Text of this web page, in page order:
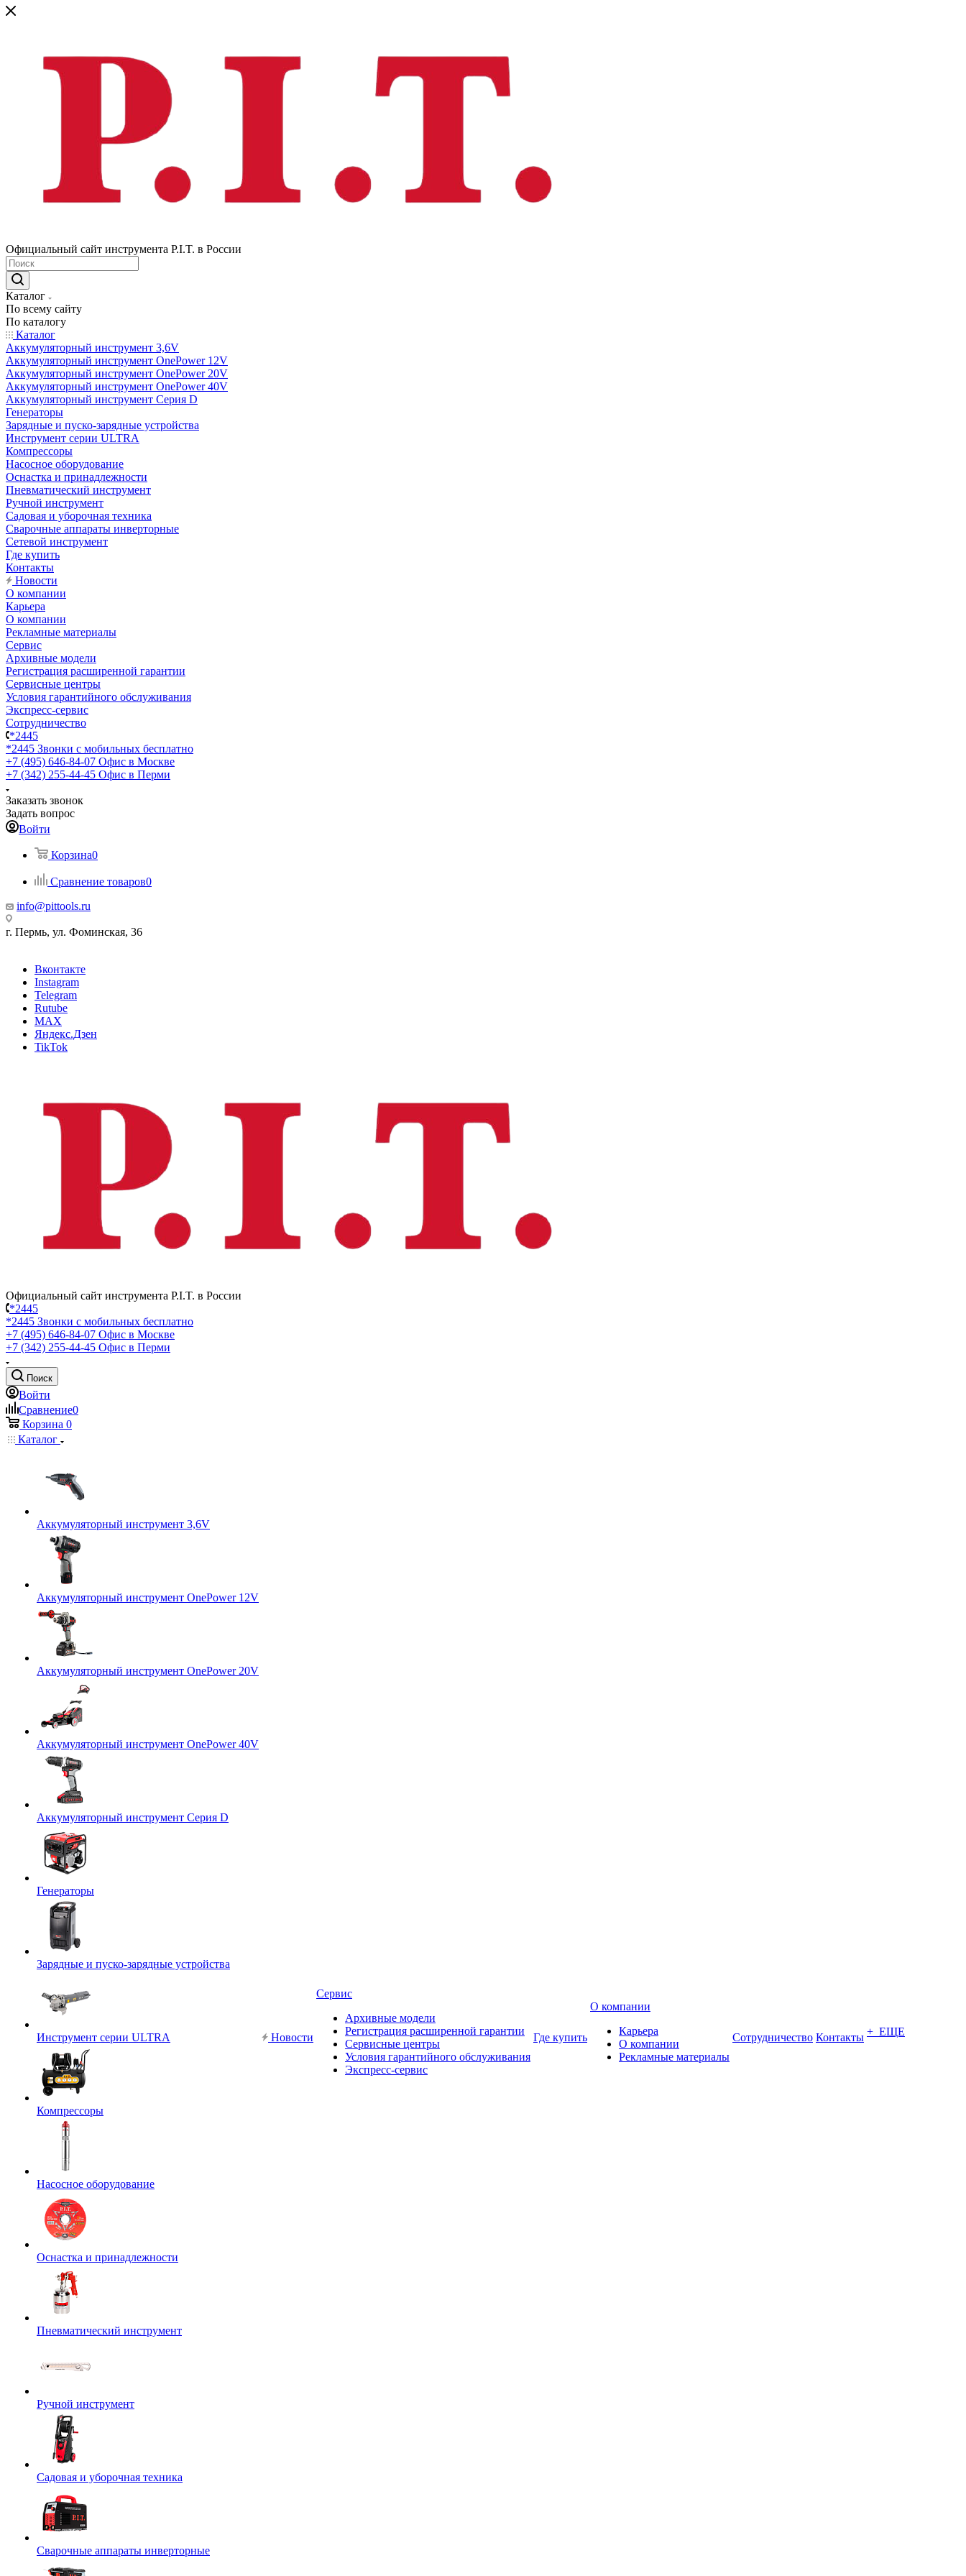
Официальный сайт инструмента P.I.T. в России
Каталог
По всему сайту
По каталогу
Каталог
Аккумуляторный инструмент 3,6V
Аккумуляторный инструмент OnePower 12V
Аккумуляторный инструмент OnePower 20V
Аккумуляторный инструмент OnePower 40V
Аккумуляторный инструмент Серия D
Генераторы
Зарядные и пуско-зарядные устройства
Инструмент серии ULTRA
Компрессоры
Насосное оборудование
Оснастка и принадлежности
Пневматический инструмент
Ручной инструмент
Садовая и уборочная техника
Сварочные аппараты инверторные
Сетевой инструмент
Где купить
Контакты
Новости
О компании
Карьера
О компании
Рекламные материалы
Сервис
Архивные модели
Регистрация расширенной гарантии
Сервисные центры
Условия гарантийного обслуживания
Экспресс-сервис
Сотрудничество
*2445
*2445 Звонки с мобильных бесплатно
+7 (495) 646-84-07 Офис в Москве
+7 (342) 255-44-45 Офис в Перми
Заказать звонок
Задать вопрос
Войти
Корзина0
Сравнение товаров0
info@pittools.ru
г. Пермь, ул. Фоминская, 36
Вконтакте
Instagram
Telegram
Rutube
MAX
Яндекс.Дзен
TikTok
Официальный сайт инструмента P.I.T. в России
*2445
*2445 Звонки с мобильных бесплатно
+7 (495) 646-84-07 Офис в Москве
+7 (342) 255-44-45 Офис в Перми
Поиск
Войти
Сравнение0
Корзина 0
Каталог
Аккумуляторный инструмент 3,6V
Аккумуляторный инструмент OnePower 12V
Аккумуляторный инструмент OnePower 20V
Аккумуляторный инструмент OnePower 40V
Аккумуляторный инструмент Серия D
Генераторы
Зарядные и пуско-зарядные устройства
Инструмент серии ULTRA
Компрессоры
Насосное оборудование
Оснастка и принадлежности
Пневматический инструмент
Ручной инструмент
Садовая и уборочная техника
Сварочные аппараты инверторные
Новости
Сервис
Архивные модели
Регистрация расширенной гарантии
Сервисные центры
Условия гарантийного обслуживания
Экспресс-сервис
Где купить
О компании
Карьера
О компании
Рекламные материалы
Сотрудничество Контакты + ЕЩЕ